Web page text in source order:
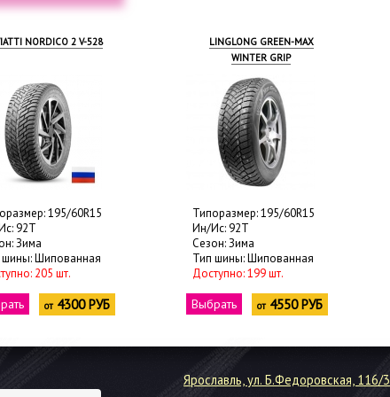
NORDICO 2 V-528
195/60R15
92T
Зима
шины: Шипованная
205 шт.
от4300 РУБ
LINGLONG GREEN-MAX
WINTER GRIP
Типоразмер: 195/60R15
Ин/Ис: 92T
Сезон: Зима
Тип шины: Шипованная
Доступно: 199 шт.
Выбрать от4550 РУБ
Ярославль, ул. Б.Федоровская, 116/3